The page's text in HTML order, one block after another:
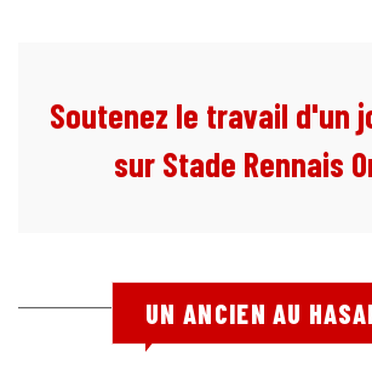
Soutenez le travail d'un
sur Stade Rennais
UN ANCIEN AU